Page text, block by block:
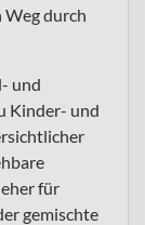
Weg durch
und
Kinder- und
für
gemischte